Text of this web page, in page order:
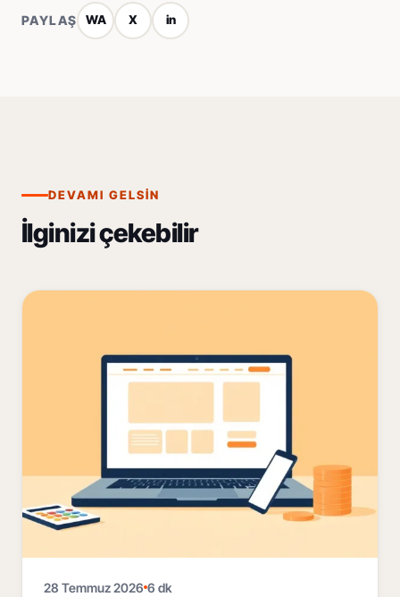
PAYLAŞ WA X in
DEVAMI GELSIN
İlginizi çekebilir
28 Temmuz 2026 6 dk